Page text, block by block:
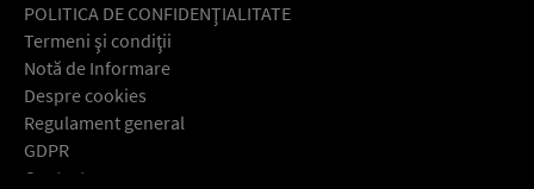
POLITICA DE CONFIDENŢIALITATE
Termeni şi condiţii
Notă de Informare
Despre cookies
Regulament general
GDPR
Contact